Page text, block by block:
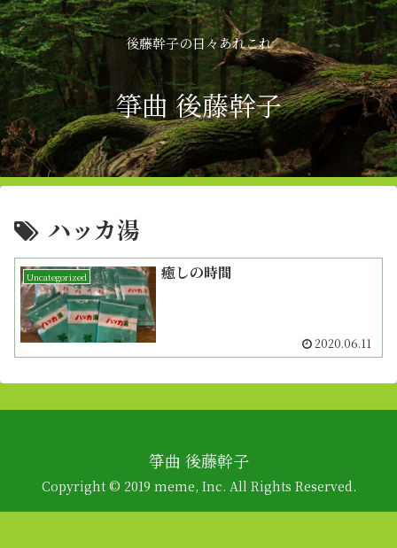
後藤幹子の日々あれこれ
箏曲 後藤幹子
ハッカ湯
Uncategorized 癒しの時間
2020.06.11
箏曲 後藤幹子
Copyright © 2019 meme, Inc. All Rights Reserved.